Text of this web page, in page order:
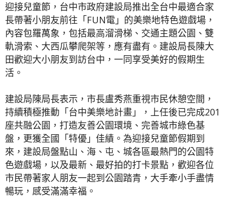
迎接兒童節，台中市政府建設局推出全台中最適合家
長帶著小朋友前往「FUN電」的美樂地特色遊戲場，
內容包羅萬象，包括最高溜滑梯、交通主題公園、雙
軌滑索、大西瓜攀爬架等，應有盡有。建設局長陳大
田歡迎大小朋友到訪台中，一同享受美好的假期生
活。
建設局陳局長表示，市長盧秀燕重視市民休憩空間，
持續積極推動「台中美樂地計畫」，上任後已完成201
座共融公園，打造友善公園環境、完善城市綠色基
盤，更獲全國「特優」佳績。為迎接兒童節假期到
來，建設局盤點山、海、屯、城各區最熱門的公園特
色遊戲場，以及最新、最好拍的打卡景點，歡迎各位
市民帶著家人朋友一起到公園踏青，大手牽小手盡情
暢玩，感受滿滿幸福。